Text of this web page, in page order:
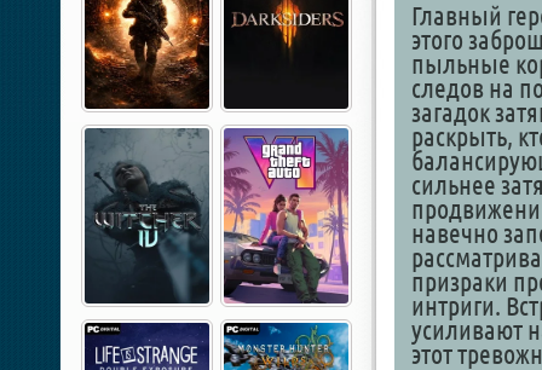
Главный
этого
пыльные
следов на
загадок
раскрыть,
сильнее
навечно
призраки
интриги.
усиливают
этот